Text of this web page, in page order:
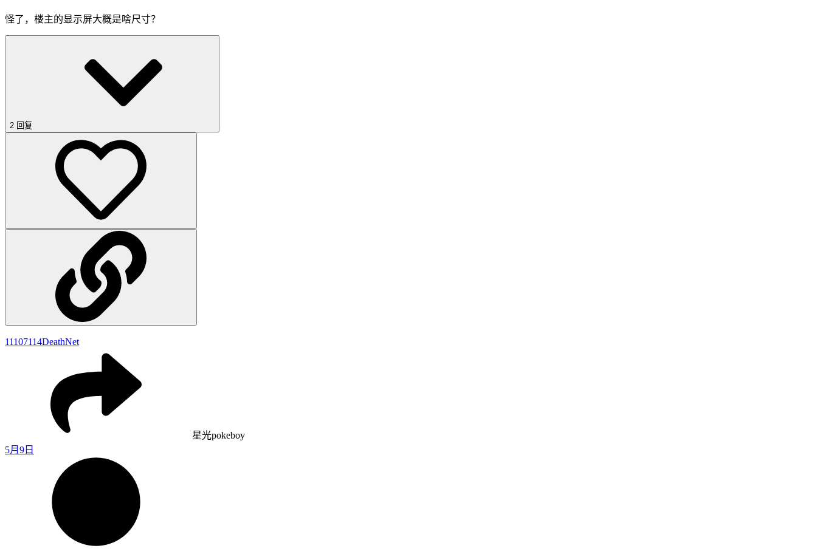
怪了，楼主的显示屏大概是啥尺寸？
2 回复
11107114DeathNet
星光pokeboy
5月9日